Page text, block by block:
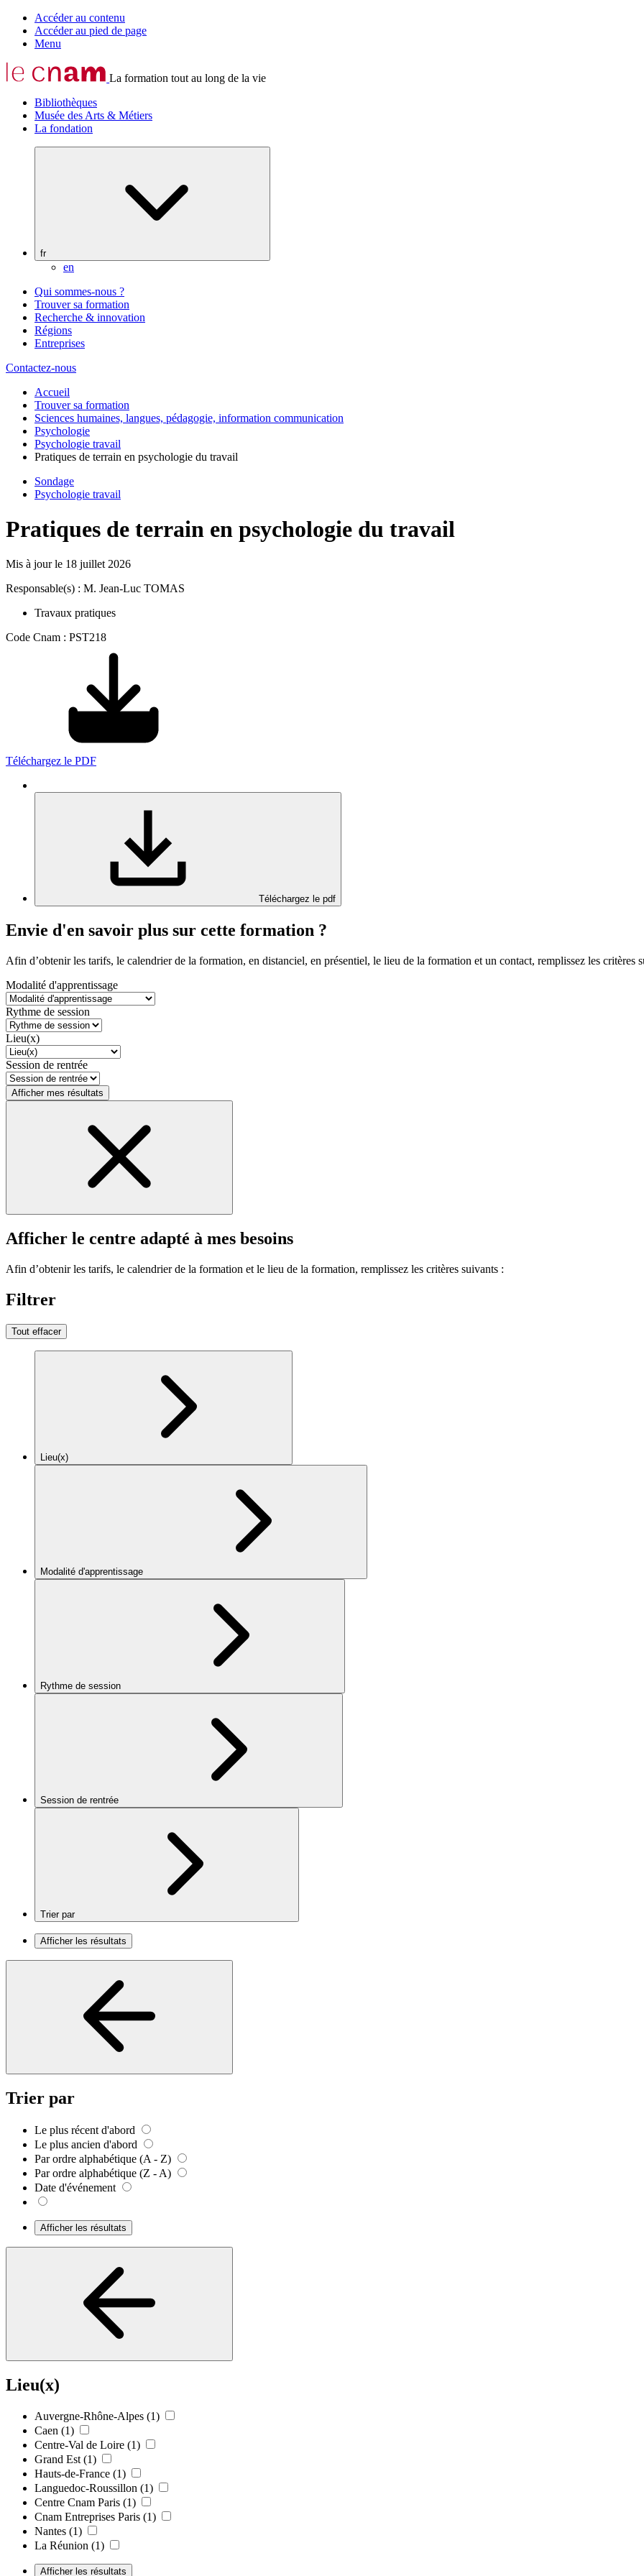
Accéder au contenu
Accéder au pied de page
Menu
La formation tout au long de la vie
Bibliothèques
Musée des Arts & Métiers
La fondation
fr
en
Qui sommes-nous ?
Trouver sa formation
Recherche & innovation
Régions
Entreprises
Contactez-nous
Accueil
Trouver sa formation
Sciences humaines, langues, pédagogie, information communication
Psychologie
Psychologie travail
Pratiques de terrain en psychologie du travail
Sondage
Psychologie travail
Pratiques de terrain en psychologie du travail
Mis à jour le 18 juillet 2026
Responsable(s) : M. Jean-Luc TOMAS
Travaux pratiques
Code Cnam : PST218
Téléchargez le PDF
Téléchargez le pdf
Envie d'en savoir plus sur cette formation ?
Afin d’obtenir les tarifs, le calendrier de la formation, en distanciel, en présentiel, le lieu de la formation et un contact, remplissez les critères
Modalité d'apprentissage
Rythme de session
Lieu(x)
Session de rentrée
Afficher mes résultats
Afficher le centre adapté à mes besoins
Afin d’obtenir les tarifs, le calendrier de la formation et le lieu de la formation, remplissez les critères suivants :
Filtrer
Tout effacer
Lieu(x)
Modalité d'apprentissage
Rythme de session
Session de rentrée
Trier par
Afficher les résultats
Trier par
Le plus récent d'abord
Le plus ancien d'abord
Par ordre alphabétique (A - Z)
Par ordre alphabétique (Z - A)
Date d'événement
Afficher les résultats
Lieu(x)
Auvergne-Rhône-Alpes (1)
Caen (1)
Centre-Val de Loire (1)
Grand Est (1)
Hauts-de-France (1)
Languedoc-Roussillon (1)
Centre Cnam Paris (1)
Cnam Entreprises Paris (1)
Nantes (1)
La Réunion (1)
Afficher les résultats